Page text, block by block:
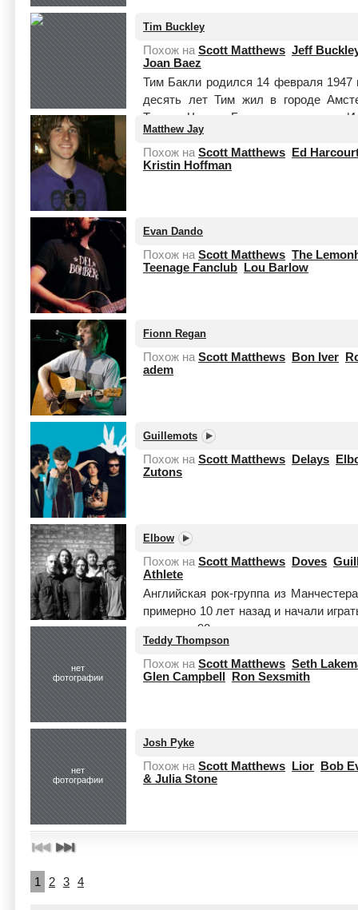
Tim Buckley
Похож на Scott Matthews Jeff
Joan Baez
Тим Бакли родился 14 февраля
десять лет Тим жил в городе
Тимоти Чарльз Бакли , выходец из
Читать целиком
Matthew Jay
Похож на Scott Matthews
Ed
Kristin Hoffman
Evan Dando
Похож на Scott Matthews The
Teenage Fanclub
Lou Barlow
Fionn Regan
Похож на Scott Matthews Bon Iver
adem
Guillemots
Похож на Scott Matthews Delays
Zutons
Elbow
Похож на Scott Matthews Doves
Athlete
Английская рок-группа из
примерно 10 лет назад и начали
в конце 90-х и постепенно
подписали ...Читать целиком
нет
фотографии
Teddy Thompson
Похож на Scott Matthews Seth
Glen Campbell
Ron Sexsmith
нет
фотографии
Josh Pyke
Похож на Scott Matthews Lior
Bob
& Julia Stone
1 2 3 4